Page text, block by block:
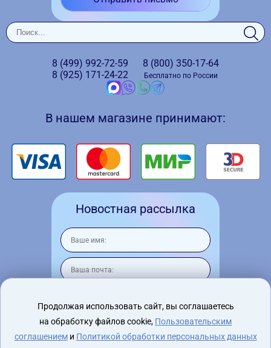
8 (499) 992-72-59
8 (925) 171-24-22
8 (800) 350-17-64
Бесплатно по России
В нашем магазине принимают:
Новостная рассылка
Я согласен на обработку персональных
данных
Продолжая использовать сайт, вы соглашаетесь
на обработку файлов cookie, Пользовательским
соглашениеми Политикой обработки персональных данных